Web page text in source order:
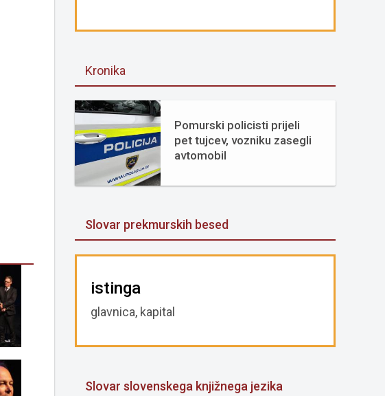
Kronika
Pomurski policisti prijeli
pet tujcev, vozniku zasegli
avtomobil
Slovar prekmurskih besed
istinga
glavnica, kapital
Slovar slovenskega knjižnega jezika